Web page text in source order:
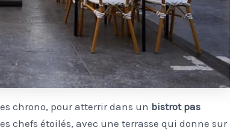
chrono, pour atterrir dans un bistrot pas
chefs étoilés, avec une terrasse qui donne sur